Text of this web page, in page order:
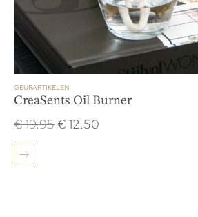
GEURARTIKELEN
CreaSents Oil Burner
€19.95€ 12.50